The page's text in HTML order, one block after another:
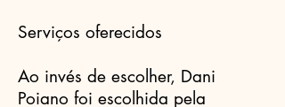
Serviços oferecidos
Ao invés de escolher, Dani
Poiano foi escolhida pela